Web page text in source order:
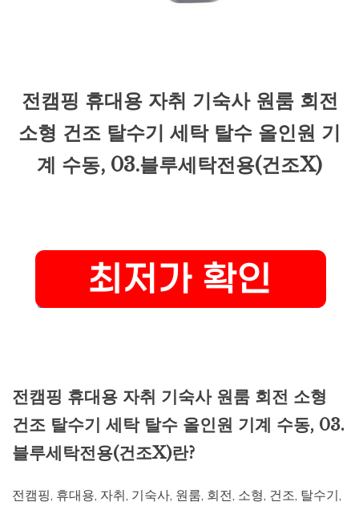
전캠핑 휴대용 자취 기숙사 원룸 회전
소형 건조 탈수기 세탁 탈수 올인원 기
계 수동, 03.블루세탁전용(건조X)
전캠핑 휴대용 자취 기숙사 원룸 회전 소형
건조 탈수기 세탁 탈수 올인원 기계 수동, 03.
블루세탁전용(건조X)란?
전캠핑, 휴대용, 자취, 기숙사, 원룸, 회전, 소형, 건조, 탈수기,